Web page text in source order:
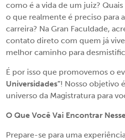
como é a vida de um juiz? Quais
o que realmente é preciso para
carreira? Na Gran Faculdade,
contato direto com quem já vive
melhor caminho para
É por isso que promovemos o
Universidades”! Nosso objetivo
universo da Magistratura para
O Que Você Vai Encontrar
Prepare-se para uma